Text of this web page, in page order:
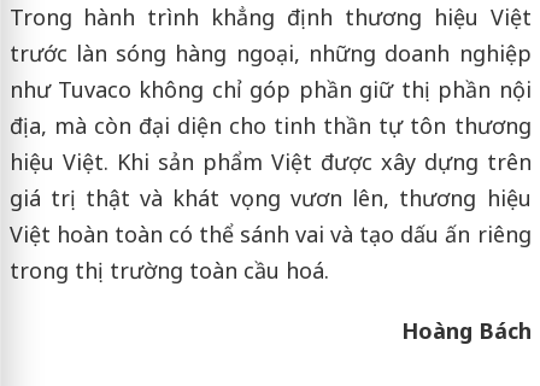
Trong hành trình khẳng định thương hiệu Việt
trước làn sóng hàng ngoại, những doanh nghiệp
như Tuvaco không chỉ góp phần giữ thị phần nội
địa, mà còn đại diện cho tinh thần tự tôn thương
hiệu Việt. Khi sản phẩm Việt được xây dựng trên
giá trị thật và khát vọng vươn lên, thương hiệu
Việt hoàn toàn có thể sánh vai và tạo dấu ấn riêng
trong thị trường toàn cầu hoá.
Hoàng Bách